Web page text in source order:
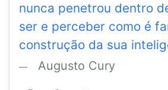
nunca penetrou dentro
ser e perceber como é
construção da sua
Augusto Cury